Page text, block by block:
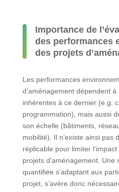
Importance de
des performances
des projets
Les performances
d’aménagement dépendent
inhérentes à ce dernier (e.g.
programmation), mais aussi
son échelle (bâtiments,
mobilité). Il n’existe ainsi pas
réplicable pour limiter
projets d’aménagement. Une
quantifiée s’adaptant aux
projet, s’avère donc